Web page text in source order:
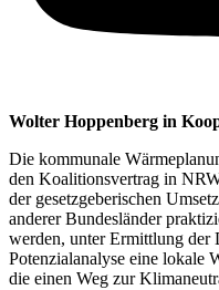
Wolter Hoppenberg in
Die kommunale
den Koalitionsvertrag in
der gesetzgeberischen
anderer Bundesländer
werden, unter Ermittlung der
Potenzialanalyse eine lokale
die einen Weg zur